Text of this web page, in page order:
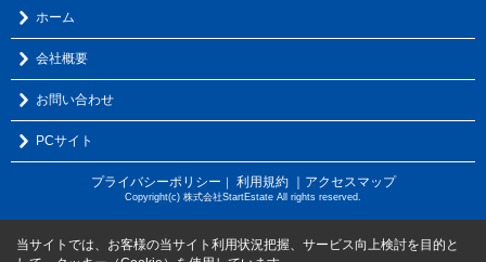
ホーム
会社概要
お問い合わせ
PCサイト
プライバシーポリシー ｜ 利用規約 ｜アクセスマップ
Copyright(c) 株式会社StartEstate All rights reserved.
当サイトでは、お客様の当サイト利用状況把握、サービス向上検討を目的と